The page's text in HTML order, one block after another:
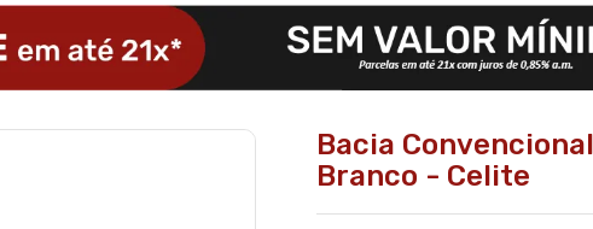
Bacia
Branco - Celite